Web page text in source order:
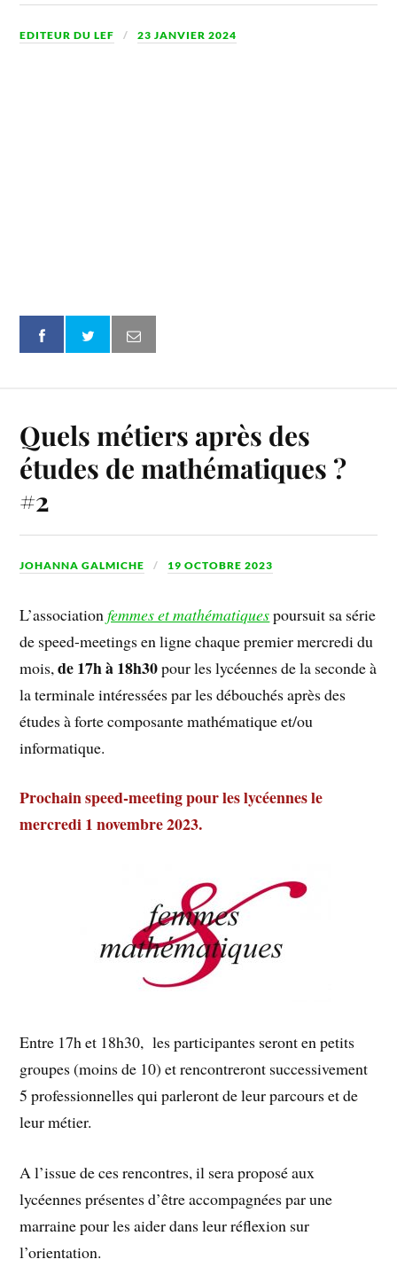
EDITEUR DU LEF 23 JANVIER 2024
Quels métiers après des
études de mathématiques ?
#2
JOHANNA GALMICHE 19 OCTOBRE 2023
L’association femmes et mathématiquespoursuit sa série
de speed-meetings en ligne chaque premier mercredi du
mois,de 17h à 18h30pour les lycéennes de la seconde à
la terminale intéressées par les débouchés après des
études à forte composante mathématique et/ou
informatique.
Prochain speed-meeting pour les lycéennes le
mercredi 1 novembre 2023.
Entre 17h et 18h30, les participantes seront en petits
groupes (moins de 10) et rencontreront successivement
5 professionnelles qui parleront de leur parcours et de
leur métier.
A l’issue de ces rencontres, il sera proposé aux
lycéennes présentes d’être accompagnées par une
marraine pour les aider dans leur réflexion sur
l’orientation.